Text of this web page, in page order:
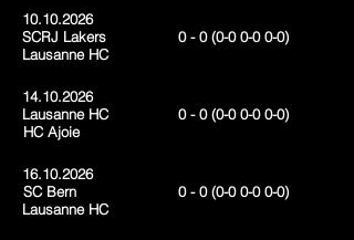
10.10.2026
SCRJ Lakers
0 - 0(0-00-0 0-0)
Lausanne HC
14.10.2026
Lausanne HC
0 - 0(0-00-0 0-0)
HC Ajoie
16.10.2026
SC Bern
0 - 0(0-00-0 0-0)
Lausanne HC